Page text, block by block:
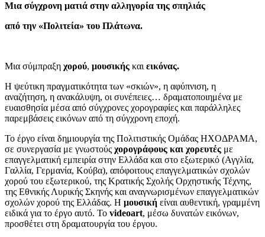
Μια σύγχρονη ματιά στην αλληγορία της σπηλιάς
από την «Πολιτεία» του Πλάτωνα.
Μια σύμπραξη χορού, μουσικής και εικόνας.
Η ψεύτικη πραγματικότητα των «σκιών», η αφύπνιση, η
αναζήτηση, η ανακάλυψη, οι συνέπειες… δραματοποιημένα με
ευαισθησία μέσα από σύγχρονες χορογραφίες και παράλληλες
παρεμβάσεις εικόνων από τη σύγχρονη εποχή.
Το έργο είναι δημιουργία της Πολιτιστικής Ομάδας ΗΧΟΔΡΑΜΑ,
σε συνεργασία με γνωστούς χορογράφους και χορευτές με
επαγγελματική εμπειρία στην Ελλάδα και στο εξωτερικό (Αγγλία,
Γαλλία, Γερμανία, Κούβα), απόφοιτους επαγγελματικών σχολών
χορού του εξωτερικού, της Κρατικής Σχολής Ορχηστικής Τέχνης,
της Εθνικής Λυρικής Σκηνής και αναγνωρισμένων επαγγελματικών
σχολών χορού της Ελλάδας. Η μουσική είναι αυθεντική, γραμμένη
ειδικά για το έργο αυτό. Το videoart, μέσω δυνατών εικόνων,
προσθέτει στη δραματουργία του έργου.